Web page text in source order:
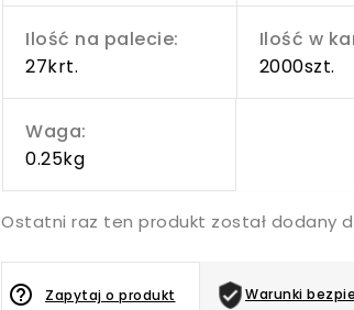
Ilość na palecie:
27krt.
Ilość w
2000szt.
Waga:
0.25kg
Ostatni raz ten produkt został dodany
Warunki
help_outline Zapytaj o produkt